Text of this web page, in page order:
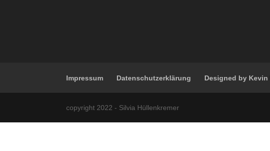
Impressum Datenschutzerklärung Designed by Kevin
copyright 2022 - Silvia Hüllenkremer